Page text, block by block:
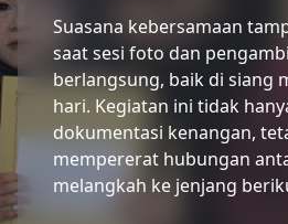
Suasana kebersamaan
saat sesi foto dan
berlangsung, baik di siang
hari. Kegiatan ini tidak
dokumentasi kenangan,
mempererat hubungan
melangkah ke jenjang